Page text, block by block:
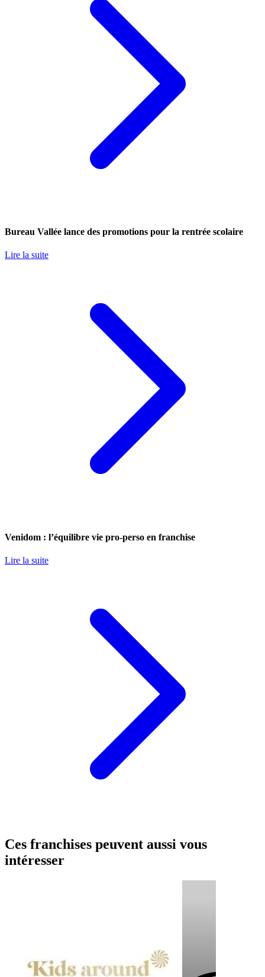
Bureau Vallée lance des promotions pour la rentrée scolaire
Lire la suite
Venidom : l’équilibre vie pro-perso en franchise
Lire la suite
Ces franchises peuvent aussi vous
intéresser